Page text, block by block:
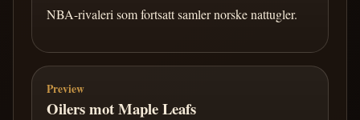
NBA-rivaleri som fortsatt samler norske nattugler.
Preview
Oilers mot Maple Leafs